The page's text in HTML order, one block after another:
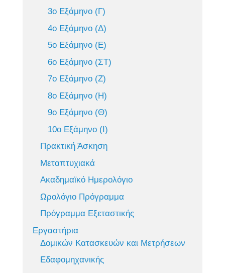
3ο Εξάμηνο (Γ)
4ο Εξάμηνο (Δ)
5ο Εξάμηνο (Ε)
6ο Εξάμηνο (ΣΤ)
7ο Εξάμηνο (Ζ)
8ο Εξάμηνο (Η)
9ο Εξάμηνο (Θ)
10ο Εξάμηνο (Ι)
Πρακτική Άσκηση
Μεταπτυχιακά
Ακαδημαϊκό Ημερολόγιο
Ωρολόγιο Πρόγραμμα
Πρόγραμμα Εξεταστικής
Εργαστήρια
Δομικών Κατασκευών και Μετρήσεων
Εδαφομηχανικής